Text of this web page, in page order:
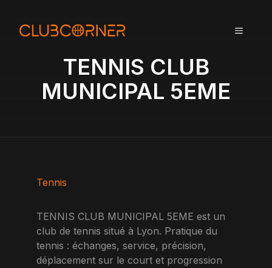
MENU
TENNIS CLUB
MUNICIPAL 5EME
Tennis
TENNIS CLUB MUNICIPAL 5EME est un
club de tennis situé à Lyon. Pratique du
tennis : échanges, service, précision,
déplacement sur le court et progression